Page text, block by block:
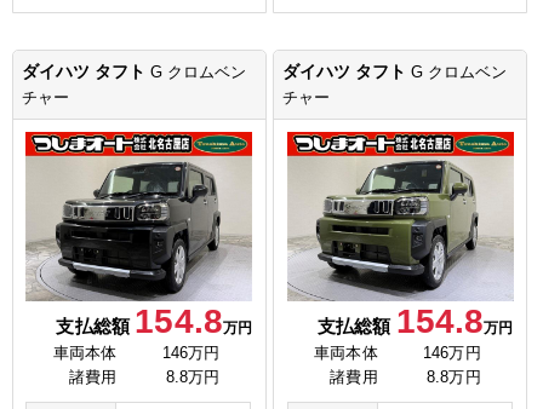
ダイハツ タフト G クロムベン
チャー
支払総額 154.8万円
車両本体
146万円
諸費用
8.8万円
ダイハツ タフトG クロムベン
チャー
支払総額 154.8万円
車両本体
146万円
諸費用
8.8万円